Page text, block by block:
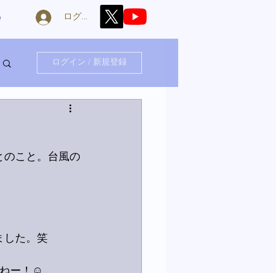
ログイン
ログイン / 新規登録
のこと。台風の
した。笑